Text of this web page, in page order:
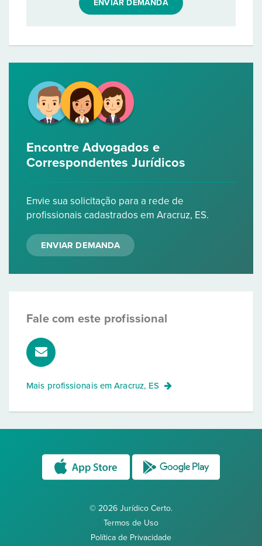
ENVIAR DEMANDA
Encontre Advogados e
Correspondentes Jurídicos
Envie sua solicitação para a rede de
profissionais cadastrados em Aracruz, ES.
ENVIAR DEMANDA
Fale com este profissional
Mais profissionais emAracruz, ES
© 2026 Jurídico Certo.
Termos de Uso
Política de Privacidade